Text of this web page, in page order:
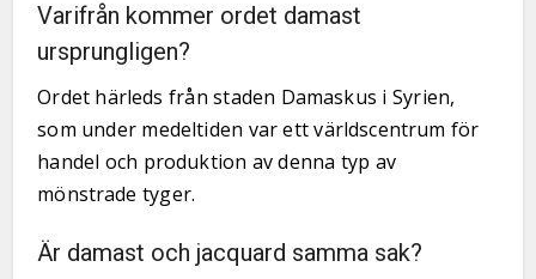
Varifrån kommer ordet damast
ursprungligen?
Ordet härleds från staden Damaskus i Syrien,
som under medeltiden var ett världscentrum för
handel och produktion av denna typ av
mönstrade tyger.
Är damast och jacquard samma sak?